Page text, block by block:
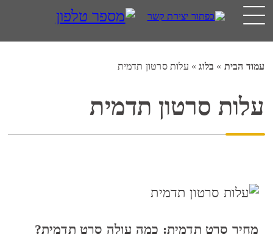
עמוד הבית » בלוג» עלות סרטון תדמית
עלות סרטון תדמית
מחיר סרט תדמית: כמה עולה סרט תדמית?